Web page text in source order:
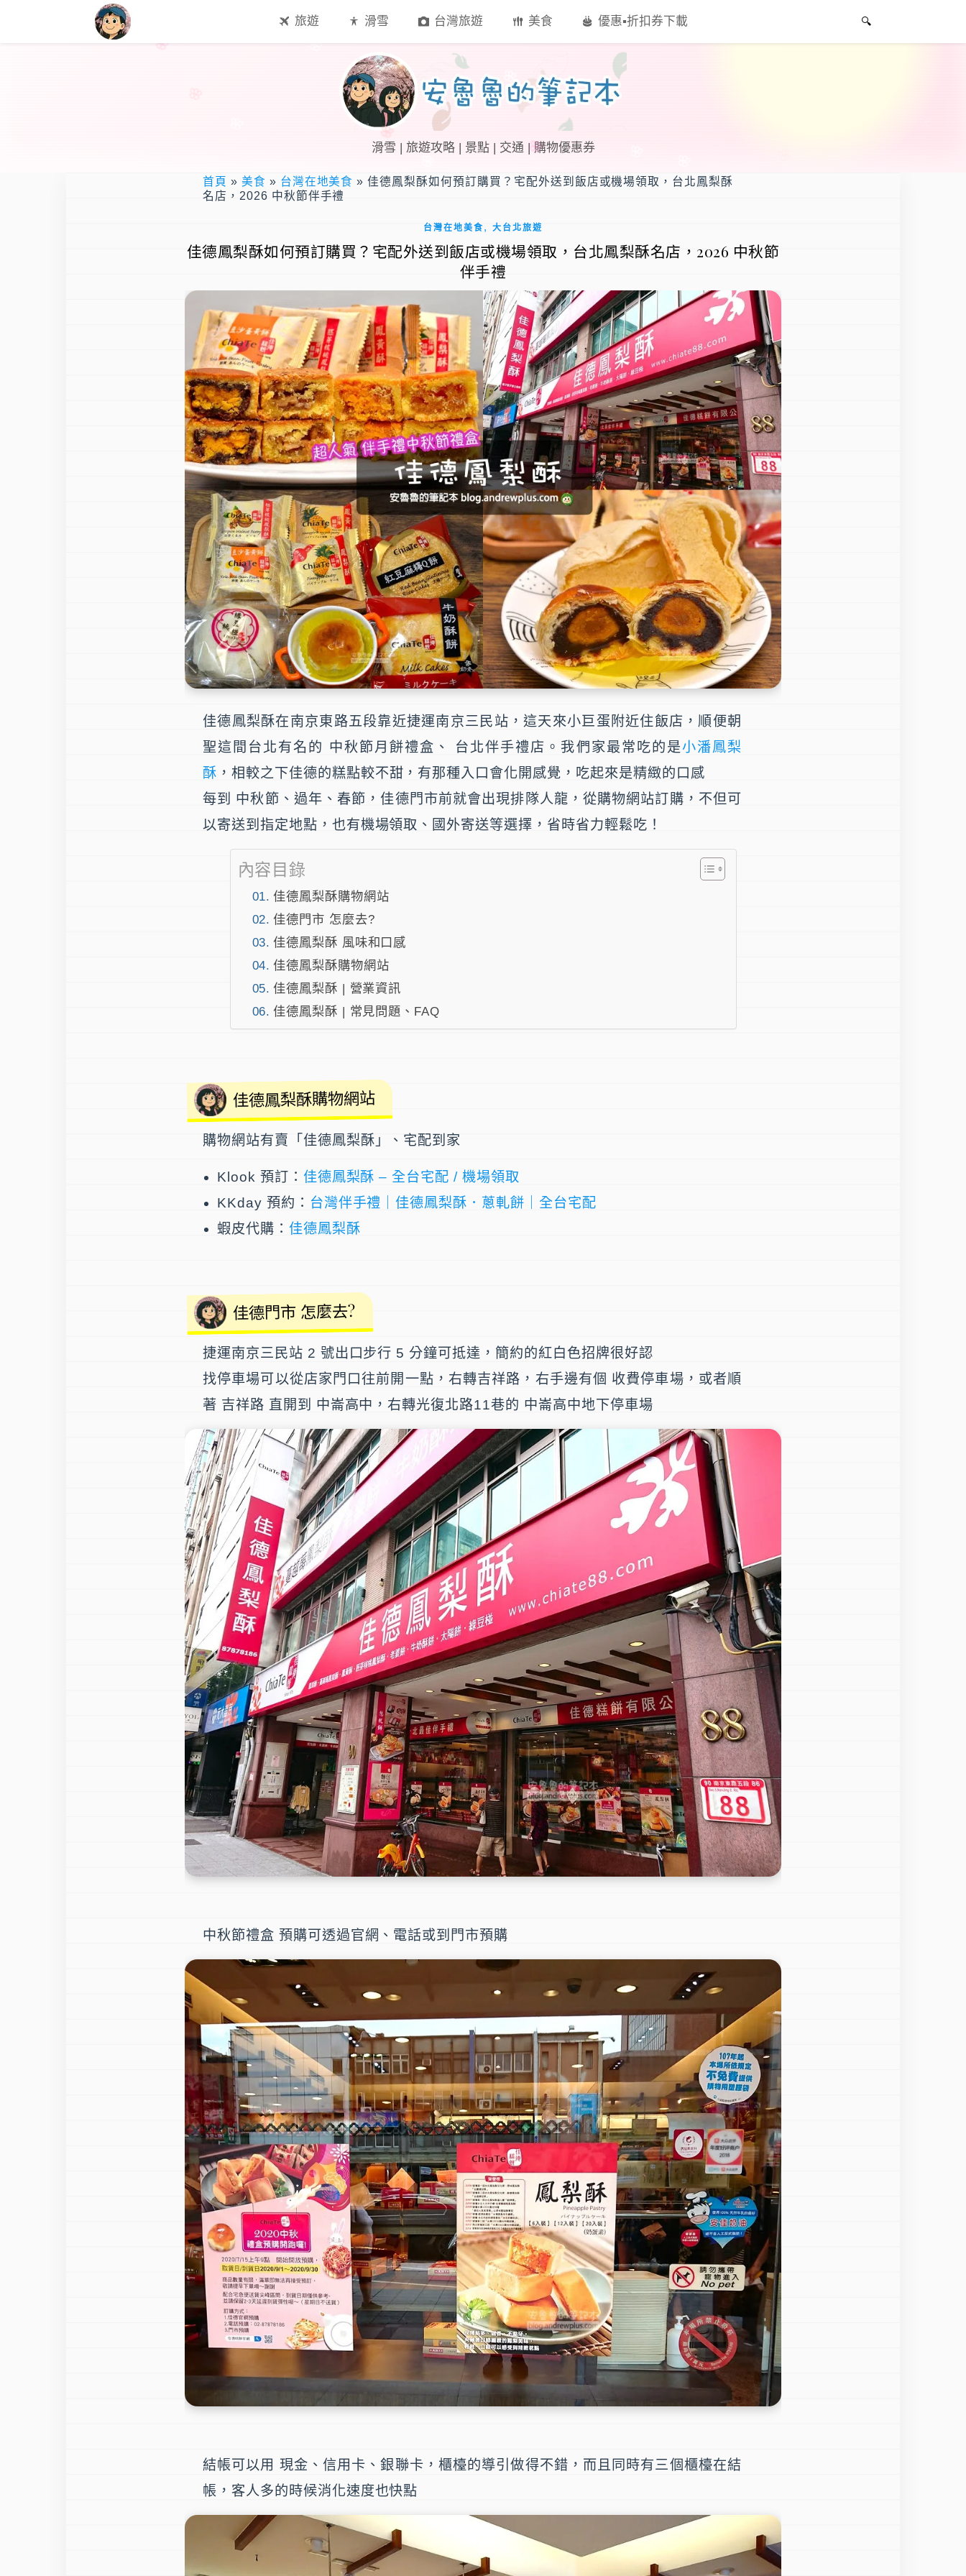
滑雪 | 旅遊攻略 | 景點 | 交通 | 購物優惠券
旅遊 滑雪 台灣旅遊 美食 優惠▪︎折扣券下載
首頁 » 美食 » 台灣在地美食 »佳德鳳梨酥如何預訂購買？宅配外送到飯店或機場領取，台北鳳梨酥
名店，2026 中秋節伴手禮
台灣在地美食 , 大台北旅遊
佳德鳳梨酥如何預訂購買？宅配外送到飯店或機場領取，台北鳳梨酥名店，2026 中秋節
伴手禮
佳德鳳梨酥在南京東路五段靠近捷運南京三民站 ，這天來小巨蛋附近住飯店，順便朝
聖這間台北有名的 中秋節月餅禮盒 、 台北伴手禮店 。我們家最常吃的是小潘鳳梨
酥 ，相較之下佳德的糕點較不甜，有那種入口會化開感覺，吃起來是精緻的口感
每到 中秋節 、過年、春節， 佳德門市前就會出現排隊人龍，從購物網站訂購，不但可
以寄送到指定地點，也有機場領取、國外寄送等選擇，省時省力輕鬆吃！
內容目錄
佳德鳳梨酥購物網站
佳德門市 怎麼去?
佳德鳳梨酥 風味和口感
佳德鳳梨酥購物網站
佳德鳳梨酥 | 營業資訊
佳德鳳梨酥 | 常見問題、FAQ
佳德鳳梨酥購物網站
購物網站有賣「佳德鳳梨酥」、宅配到家
Klook 預訂： 佳德鳳梨酥 – 全台宅配 / 機場領取
KKday 預約： 台灣伴手禮｜佳德鳳梨酥．蔥軋餅｜全台宅配
蝦皮代購： 佳德鳳梨酥
佳德門市 怎麼去?
捷運南京三民站 2 號出口步行 5 分鐘可抵達，簡約的紅白色招牌很好認
找停車場可以從店家門口往前開一點，右轉吉祥路，右手邊有個 收費停車場，或者順
著 吉祥路 直開到 中崙高中，右轉光復北路11巷的 中崙高中地下停車場
中秋節禮盒 預購可透過官網、電話或到門市預購
結帳可以用 現金、信用卡、銀聯卡，櫃檯的導引做得不錯，而且同時有三個櫃檯在結
帳，客人多的時候消化速度也快點